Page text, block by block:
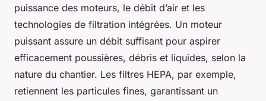
puissance des moteurs, le débit d’air et les
technologies de filtration intégrées. Un moteur
puissant assure un débit suffisant pour aspirer
efficacement poussières, débris et liquides, selon la
nature du chantier. Les filtres HEPA, par exemple,
retiennent les particules fines, garantissant un